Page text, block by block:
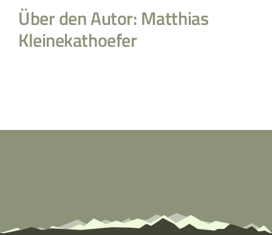
Über den Autor:Matthias
Kleinekathoefer